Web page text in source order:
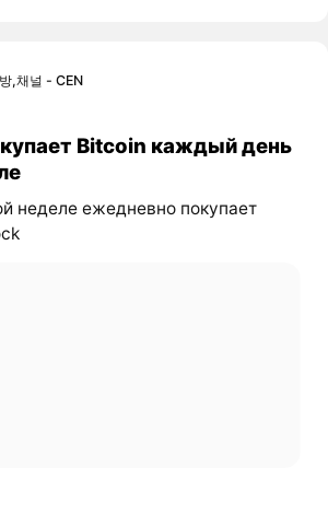
,채널 - CEN
Bitcoin каждый день
неделе ежедневно покупает